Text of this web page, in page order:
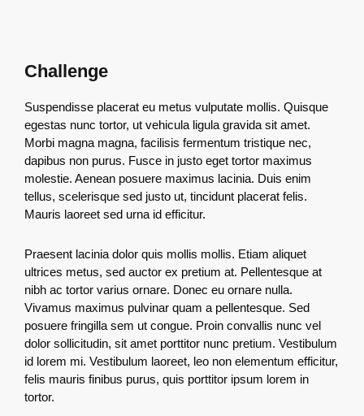
Challenge
Suspendisse placerat eu metus vulputate mollis. Quisque
egestas nunc tortor, ut vehicula ligula gravida sit amet.
Morbi magna magna, facilisis fermentum tristique nec,
dapibus non purus. Fusce in justo eget tortor maximus
molestie. Aenean posuere maximus lacinia. Duis enim
tellus, scelerisque sed justo ut, tincidunt placerat felis.
Mauris laoreet sed urna id efficitur.
Praesent lacinia dolor quis mollis mollis. Etiam aliquet
ultrices metus, sed auctor ex pretium at. Pellentesque at
nibh ac tortor varius ornare. Donec eu ornare nulla.
Vivamus maximus pulvinar quam a pellentesque. Sed
posuere fringilla sem ut congue. Proin convallis nunc vel
dolor sollicitudin, sit amet porttitor nunc pretium. Vestibulum
id lorem mi. Vestibulum laoreet, leo non elementum efficitur,
felis mauris finibus purus, quis porttitor ipsum lorem in
tortor.